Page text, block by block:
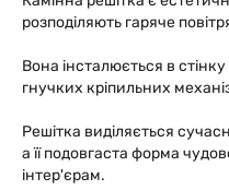
розподіляють гаряче
Вона інсталюється в
гнучких кріпильних
Решітка виділяється
а її подовгаста форма
інтер'єрам.